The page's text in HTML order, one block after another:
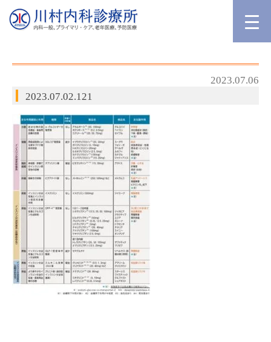
2023.07.06
2023.07.02.121